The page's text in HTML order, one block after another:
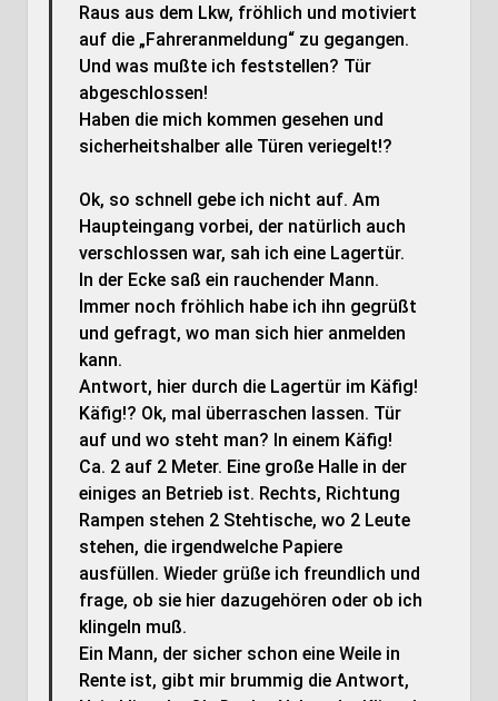
Raus aus dem Lkw, fröhlich und motiviert
auf die „Fahreranmeldung“ zu gegangen.
Und was mußte ich feststellen? Tür
abgeschlossen!
Haben die mich kommen gesehen und
sicherheitshalber alle Türen veriegelt!?
Ok, so schnell gebe ich nicht auf. Am
Haupteingang vorbei, der natürlich auch
verschlossen war, sah ich eine Lagertür.
In der Ecke saß ein rauchender Mann.
Immer noch fröhlich habe ich ihn gegrüßt
und gefragt, wo man sich hier anmelden
kann.
Antwort, hier durch die Lagertür im Käfig!
Käfig!? Ok, mal überraschen lassen. Tür
auf und wo steht man? In einem Käfig!
Ca. 2 auf 2 Meter. Eine große Halle in der
einiges an Betrieb ist. Rechts, Richtung
Rampen stehen 2 Stehtische, wo 2 Leute
stehen, die irgendwelche Papiere
ausfüllen. Wieder grüße ich freundlich und
frage, ob sie hier dazugehören oder ob ich
klingeln muß.
Ein Mann, der sicher schon eine Weile in
Rente ist, gibt mir brummig die Antwort,